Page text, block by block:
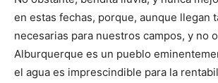
en estas fechas, porque, aunque llegan
necesarias para nuestros campos, y no
Alburquerque es un pueblo
el agua es imprescindible para la